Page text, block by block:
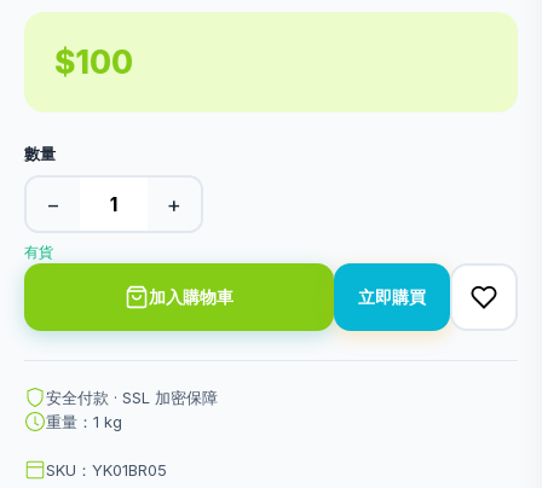
$100
數量
− +
有貨
加入購物車 立即購買
安全付款 · SSL 加密保障
重量：1 kg
SKU：YK01BR05